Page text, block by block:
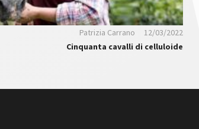
Patrizia Carrano
12/03/2022
Cinquanta cavalli di celluloide